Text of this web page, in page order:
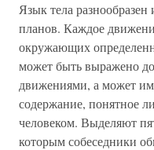
Язык тела разнообразен
планов. Каждое
окружающих
может быть выражено
движениями, а может
содержание, понятное
человеком. Выделяют
которым собеседники